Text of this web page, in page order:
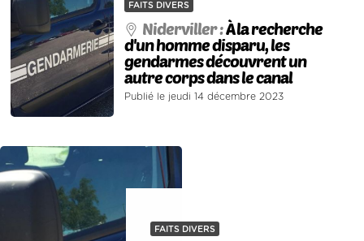
FAITS DIVERS
Niderviller :À la recherche
d'un homme disparu, les
gendarmes découvrent un
autre corps dans le canal
Publié le jeudi 14 décembre 2023
FAITS DIVERS